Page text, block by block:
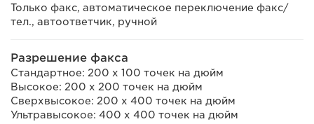
Только факс, автоматическое переключение факс/
тел., автоответчик, ручной
Разрешение факса
Стандартное: 200 x 100 точек на дюйм
Высокое: 200 x 200 точек на дюйм
Сверхвысокое: 200 x 400 точек на дюйм
Ультравысокое: 400 x 400 точек на дюйм